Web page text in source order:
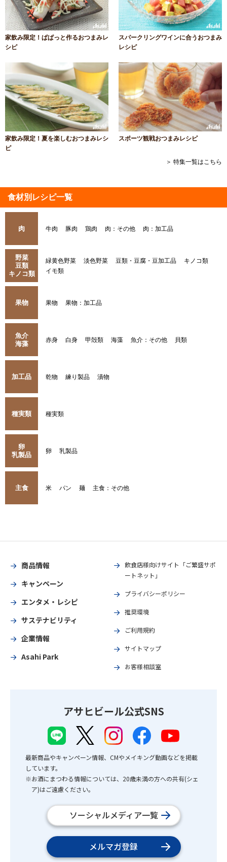
家飲み限定！ぱぱっと作るおつまみレ
シピ
スパークリングワインに合うおつまみ
レシピ
家飲み限定！夏を楽しむおつまみレシ
ピ
スポーツ観戦おつまみレシピ
＞ 特集一覧はこちら
食材別レシピ一覧
肉 牛肉 豚肉 鶏肉 肉：その他 肉：加工品
野菜
豆類
キノコ類
緑黄色野菜 淡色野菜 豆類・豆腐・豆加工品
キノコ類
イモ類
果物 果物 果物：加工品
魚介
海藻
赤身 白身 甲殻類 海藻 魚介：その他 貝類
加工品 乾物 練り製品 漬物
種実類 種実類
卵
乳製品
卵 乳製品
主食 米 パン 麺 主食：その他
商品情報
キャンペーン
エンタメ・レシピ
サステナビリティ
企業情報
Asahi Park
飲食店様向けサイト「ご繁盛サポ
ートネット」
プライバシーポリシー
推奨環境
ご利用規約
サイトマップ
お客様相談室
アサヒビール公式SNS
最新商品やキャンペーン情報、CMやメイキング動画などを掲載
しています。
※お酒にまつわる情報については、20歳未満の方への共有(シェ
ア)はご遠慮ください。
ソーシャルメディア一覧
メルマガ登録